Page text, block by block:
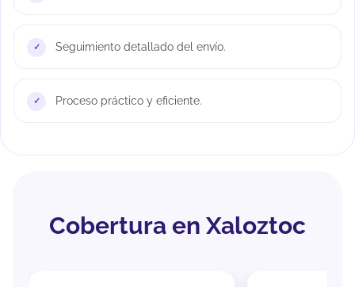
Seguimiento detallado del envío.
Proceso práctico y eficiente.
Cobertura en Xaloztoc